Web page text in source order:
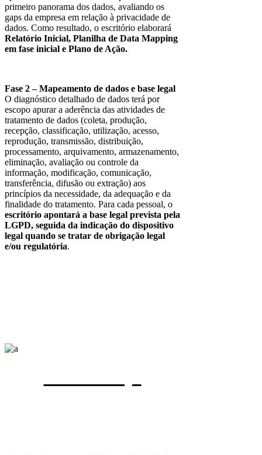
primeiro panorama dos dados, avaliando os
gaps da empresa em relação à privacidade de
dados. Como resultado, o escritório elaborará
Relatório Inicial, Planilha de Data Mapping
em fase inicial e Plano de Ação.
Fase 2 – Mapeamento de dados e base legal
O diagnóstico detalhado de dados terá por
escopo apurar a aderência das atividades de
tratamento de dados (coleta, produção,
recepção, classificação, utilização, acesso,
reprodução, transmissão, distribuição,
processamento, arquivamento, armazenamento,
eliminação, avaliação ou controle da
informação, modificação, comunicação,
transferência, difusão ou extração) aos
princípios da necessidade, da adequação e da
finalidade do tratamento. Para cada pessoal, o
escritório apontará a base legal prevista pela
LGPD, seguida da indicação do dispositivo
legal quando se tratar de obrigação legal
e/ou regulatória.